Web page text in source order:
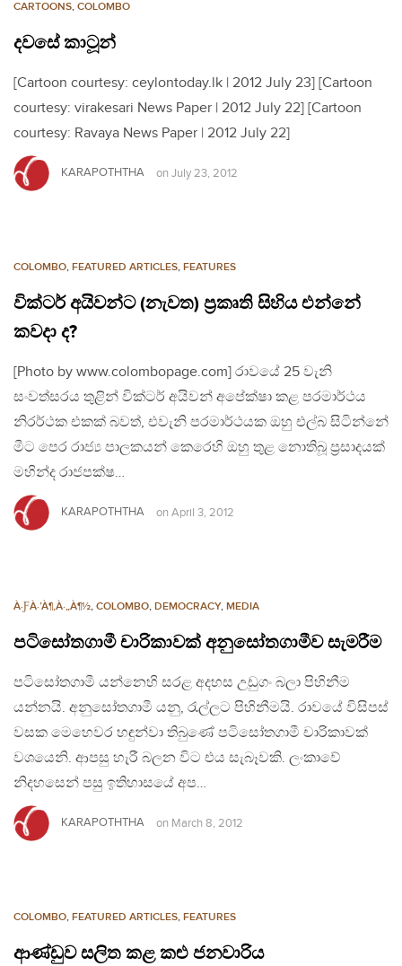
CARTOONS, COLOMBO
දවසේ කාටූන්
[Cartoon courtesy: ceylontoday.lk | 2012 July 23] [Cartoon
courtesy: virakesari News Paper | 2012 July 22] [Cartoon
courtesy: Ravaya News Paper | 2012 July 22]
KARAPOTHTHA on July 23, 2012
COLOMBO, FEATURED ARTICLES, FEATURES
වික්ටර් අයිවන්ට (නැවත) ප්‍රකෘති සිහිය එන්නේ
කවදා ද?
[Photo by www.colombopage.com] රාවයේ 25 වැනි
සංවත්සරය තුළින් වික්ටර් අයිවන් අපේක්ෂා කළ පරමාර්ථය
නිරර්ථක එකක් බවත්, එවැනි පරමාර්ථයක ඔහු එල්බ සිටින්නේ
මීට පෙර රාජ්‍ය පාලකයන් කෙරෙහි ඔහු තුළ නොතිබූ ප්‍රසාදයක්
මහින්ද රාජපක්ෂ…
KARAPOTHTHA on April 3, 2012
À·ƑÀ·’À¶‚À·„À¶½, COLOMBO, DEMOCRACY, MEDIA
පටිසෝතගාමී චාරිකාවක් අනුසෝතගාමීව සැමරීම
පටිසෝතගාමී යන්නෙහි සරළ අදහස උඩුගං බලා පිහිනීම
යන්නයි. අනුසෝතගාමී යනු, රැල්ලට පිහිනීමයි. රාවයේ විසිපස්
වසක මෙහෙවර හඳුන්වා තිබුණේ පටිසෝතගාමී චාරිකාවක්
වශයෙනි. ආපසු හැරී බලන විට එය සැබෑවකි. ලංකාවේ
නිදහසෙන් පසු ඉතිහාසයේ අප…
KARAPOTHTHA on March 8, 2012
COLOMBO, FEATURED ARTICLES, FEATURES
ආණ්ඩුව සලිත කළ කළු ජනවාරිය